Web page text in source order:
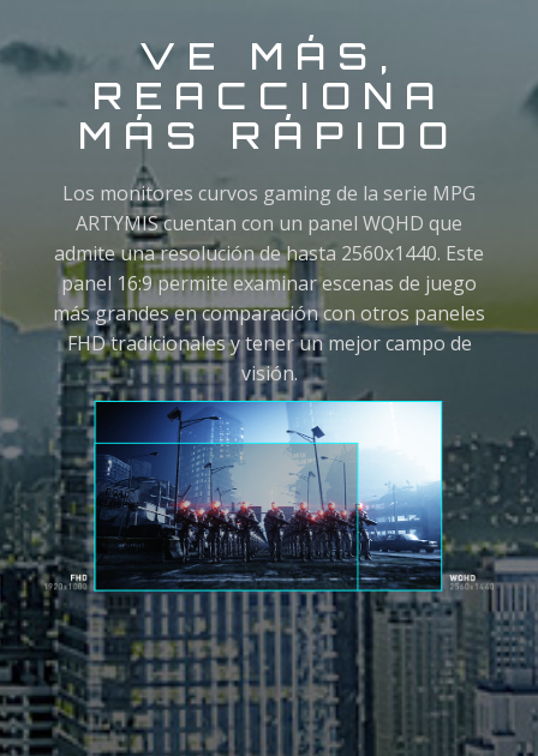
VE MÁS,
REACCIONA
MÁS RÁPIDO
Los monitores curvos gaming de la serie MPG
ARTYMIS cuentan con un panel WQHD que
admite una resolución de hasta 2560x1440. Este
panel 16:9 permite examinar escenas de juego
más grandes en comparación con otros paneles
FHD tradicionales y tener un mejor campo de
visión.